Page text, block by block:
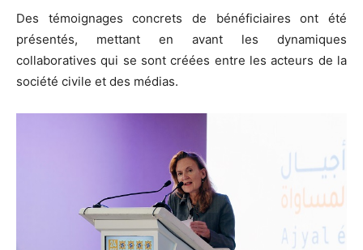
Des témoignages concrets de bénéficiaires ont été
présentés, mettant en avant les dynamiques
collaboratives qui se sont créées entre les acteurs de la
société civile et des médias.